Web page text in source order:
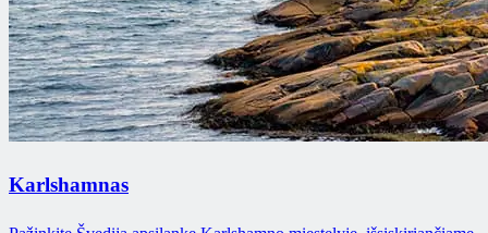
Karlshamnas